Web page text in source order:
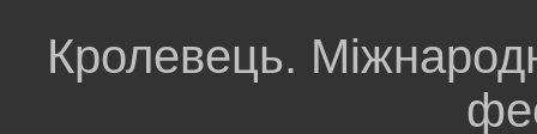
Кролевець.